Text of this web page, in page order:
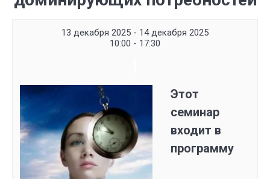
13 декабря 2025 - 14 декабря 2025
10:00 - 17:30
Этот
семинар
входит в
программу